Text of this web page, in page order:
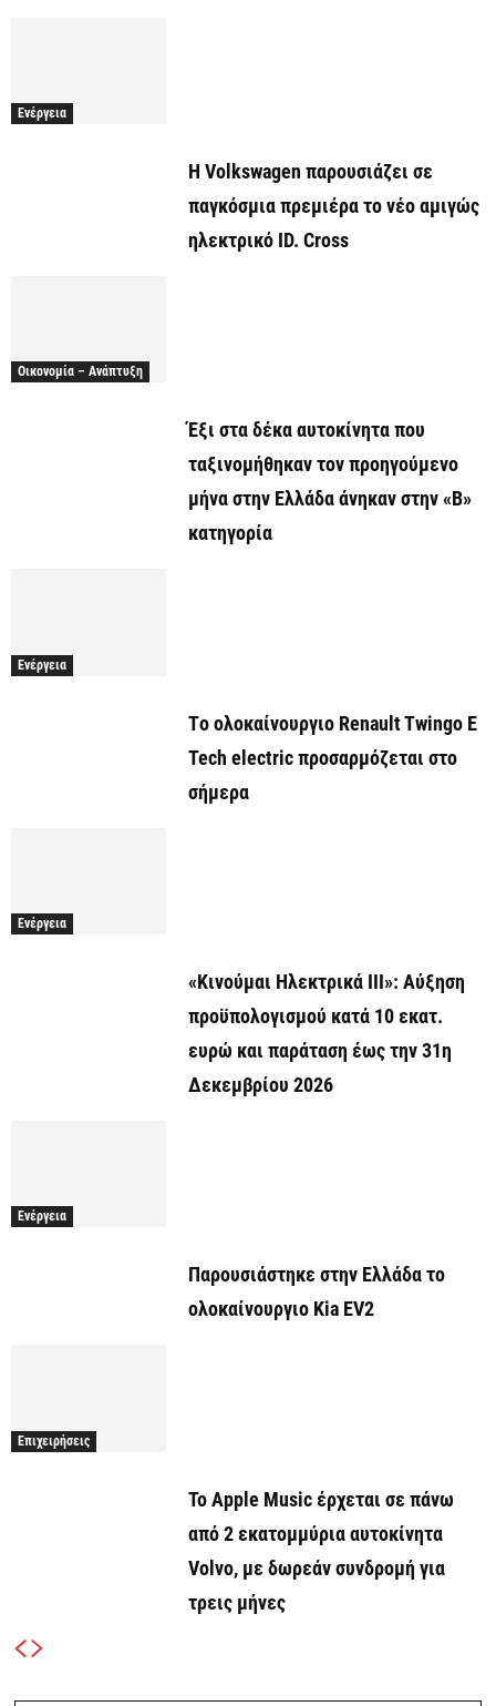
Ενέργεια
Η Volkswagen παρουσιάζει σε
παγκόσμια πρεμιέρα το νέο αμιγώς
ηλεκτρικό ID. Cross
Οικονομία – Ανάπτυξη
Έξι στα δέκα αυτοκίνητα που
ταξινομήθηκαν τον προηγούμενο
μήνα στην Ελλάδα άνηκαν στην «Β»
κατηγορία
Ενέργεια
Tο ολοκαίνουργιο Renault Twingo E
Tech electric προσαρμόζεται στο
σήμερα
Ενέργεια
«Κινούμαι Ηλεκτρικά ΙΙΙ»: Αύξηση
προϋπολογισμού κατά 10 εκατ.
ευρώ και παράταση έως την 31η
Δεκεμβρίου 2026
Ενέργεια
Παρουσιάστηκε στην Ελλάδα το
ολοκαίνουργιο Kia EV2
Επιχειρήσεις
Το Apple Music έρχεται σε πάνω
από 2 εκατομμύρια αυτοκίνητα
Volvo, με δωρεάν συνδρομή για
τρεις μήνες